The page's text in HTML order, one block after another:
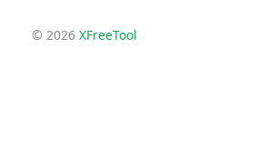
© 2026 XFreeTool